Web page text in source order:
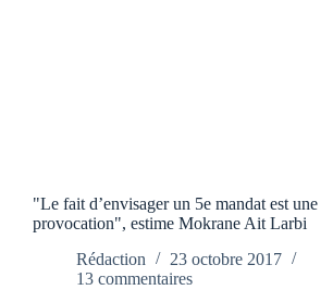
"Le fait d’envisager un 5e mandat est une
provocation", estime Mokrane Ait Larbi
Rédaction
23 octobre 2017
13 commentaires